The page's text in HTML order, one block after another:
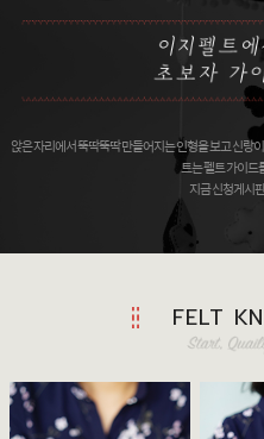
앉은 자리에서 뚝딱뚝딱 만들어지는 인형을 보고 신랑
트는 펠트 가이드
지금 신청게시
FELT